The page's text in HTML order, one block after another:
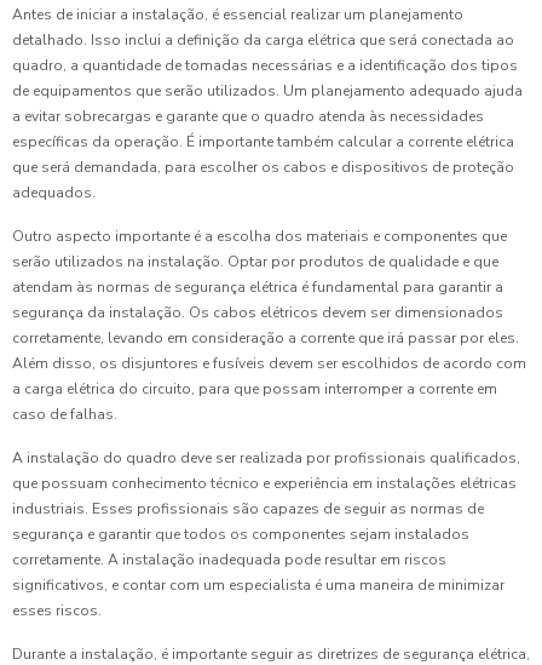
Antes de iniciar a instalação, é essencial realizar um planejamento
detalhado. Isso inclui a definição da carga elétrica que será conectada ao
quadro, a quantidade de tomadas necessárias e a identificação dos tipos
de equipamentos que serão utilizados. Um planejamento adequado ajuda
a evitar sobrecargas e garante que o quadro atenda às necessidades
específicas da operação. É importante também calcular a corrente elétrica
que será demandada, para escolher os cabos e dispositivos de proteção
adequados.
Outro aspecto importante é a escolha dos materiais e componentes que
serão utilizados na instalação. Optar por produtos de qualidade e que
atendam às normas de segurança elétrica é fundamental para garantir a
segurança da instalação. Os cabos elétricos devem ser dimensionados
corretamente, levando em consideração a corrente que irá passar por eles.
Além disso, os disjuntores e fusíveis devem ser escolhidos de acordo com
a carga elétrica do circuito, para que possam interromper a corrente em
caso de falhas.
A instalação do quadro deve ser realizada por profissionais qualificados,
que possuam conhecimento técnico e experiência em instalações elétricas
industriais. Esses profissionais são capazes de seguir as normas de
segurança e garantir que todos os componentes sejam instalados
corretamente. A instalação inadequada pode resultar em riscos
significativos, e contar com um especialista é uma maneira de minimizar
esses riscos.
Durante a instalação, é importante seguir as diretrizes de segurança elétrica,